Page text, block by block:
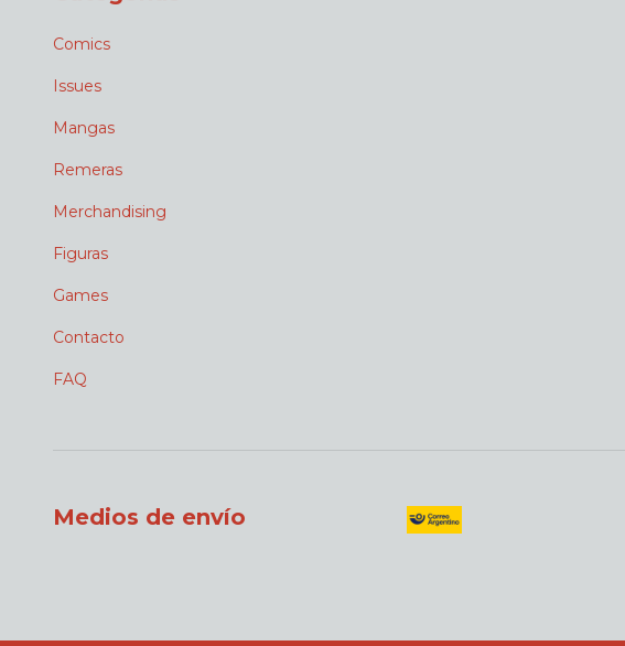
Comics
Issues
Mangas
Remeras
Merchandising
Figuras
Games
Contacto
FAQ
Medios de envío